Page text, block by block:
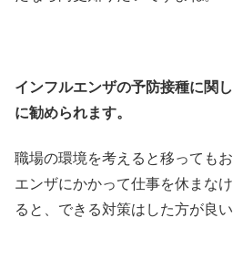
インフルエンザの予防接種に関
に勧められます。
職場の環境を考えると移っても
エンザにかかって仕事を休まな
ると、できる対策はした方が良い